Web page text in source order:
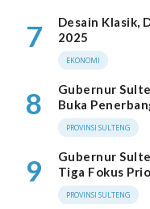
7
Desain Klasik,
2025
EKONOMI
8
Gubernur
Buka
PROVINSI SULTENG
9
Gubernur
Tiga Fokus
PROVINSI SULTENG